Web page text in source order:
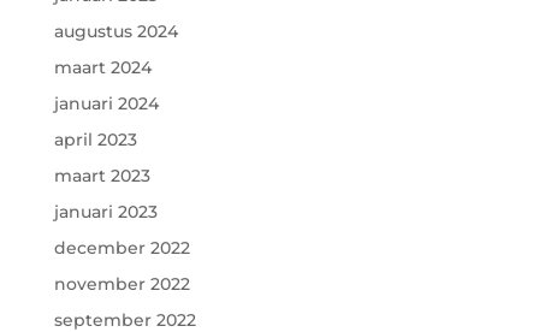
augustus 2024
maart 2024
januari 2024
april 2023
maart 2023
januari 2023
december 2022
november 2022
september 2022